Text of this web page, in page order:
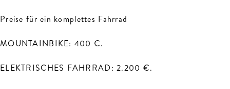
Preise für ein komplettes Fahrrad
MOUNTAINBIKE: 400 €.
ELEKTRISCHES FAHRRAD: 2.200 €.